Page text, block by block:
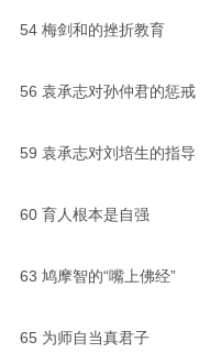
54 梅剑和的挫折教育
56 袁承志对孙仲君的惩戒
59 袁承志对刘培生的指导
60 育人根本是自强
63 鸠摩智的“嘴上佛经”
65 为师自当真君子